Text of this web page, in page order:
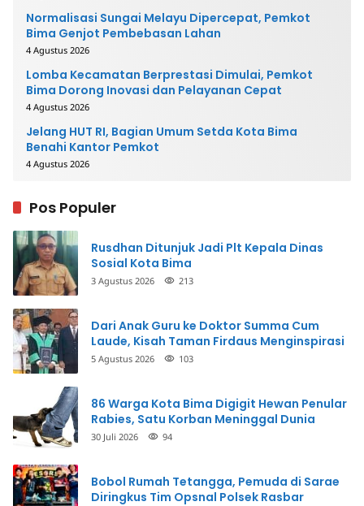
Normalisasi Sungai Melayu Dipercepat, Pemkot
Bima Genjot Pembebasan Lahan
4 Agustus 2026
Lomba Kecamatan Berprestasi Dimulai, Pemkot
Bima Dorong Inovasi dan Pelayanan Cepat
4 Agustus 2026
Jelang HUT RI, Bagian Umum Setda Kota Bima
Benahi Kantor Pemkot
4 Agustus 2026
Pos Populer
Rusdhan Ditunjuk Jadi Plt Kepala Dinas
Sosial Kota Bima
3 Agustus 2026 213
Dari Anak Guru ke Doktor Summa Cum
Laude, Kisah Taman Firdaus Menginspirasi
5 Agustus 2026 103
86 Warga Kota Bima Digigit Hewan Penular
Rabies, Satu Korban Meninggal Dunia
30 Juli 2026 94
Bobol Rumah Tetangga, Pemuda di Sarae
Diringkus Tim Opsnal Polsek Rasbar